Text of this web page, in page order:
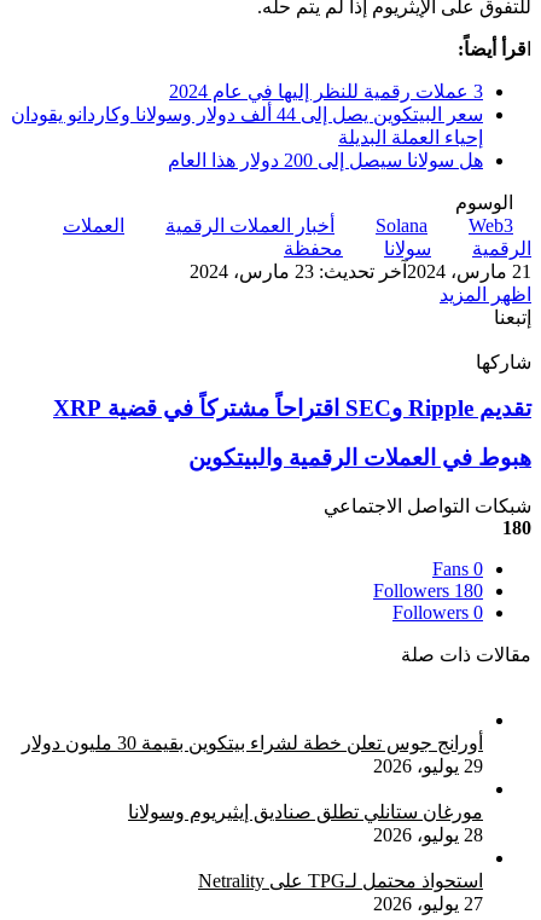
للتفوق على الإيثريوم إذا لم يتم حله.
قرأ أيضاً:
3 عملات رقمية للنظر إليها في عام 2024
سعر البيتكوين يصل إلى 44 ألف دولار وسولانا وكاردانو يقودان
إحياء العملة البديلة
هل سولانا سيصل إلى 200 دولار هذا العام
الوسوم
Solana
Web3 أخبار العملات الرقمية
العملات
الرقمية
سولانا
محفظة
21 مارس، 2024
آخر تحديث: 23 مارس، 2024
اظهر المزيد
إتبعنا
شاركها
تقديم
Ripple
وSEC
اقتراحاً
مشتركاً
في
XRP
تقديم Ripple وSEC اقتراحاً مشتركاً في قضية XRP
هبوط
العملات
الرقمية
هبوط في العملات الرقمية والبيتكوين
شبكات التواصل الاجتماعي
180
0
Fans
180
Followers
0
Followers
مقالات ذات صلة
أورانج جوس تعلن خطة لشراء بيتكوين بقيمة 30 مليون دولار
29 يوليو، 2026
مورغان ستانلي تطلق صناديق إيثيريوم وسولانا
28 يوليو، 2026
استحواذ محتمل لـTPG على Netrality
27 يوليو، 2026